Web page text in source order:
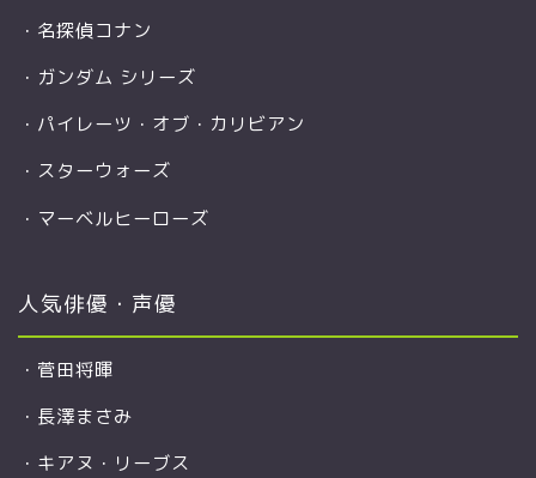
・ 名探偵コナン
・ ガンダム シリーズ
・ パイレーツ・オブ・カリビアン
・ スターウォーズ
・ マーベルヒーローズ
人気俳優・声優
・ 菅田将暉
・ 長澤まさみ
・ キアヌ・リーブス